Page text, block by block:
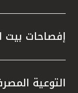
إفصاحات بيت
التوعية